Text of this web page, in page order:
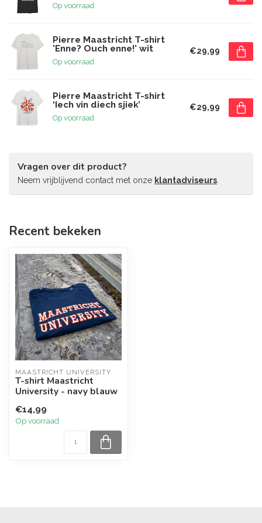
Op voorraad
Pierre Maastricht T-shirt
'Enne? Ouch enne!' wit
Op voorraad
€29,99
Pierre Maastricht T-shirt
‘Iech vin diech sjiek’
Op voorraad
€29,99
Vragen over dit product?
Neem vrijblijvend contact met onze klantadviseurs
Recent bekeken
MAASTRICHT UNIVERSITY
T-shirt Maastricht
University - navy blauw
€14,99
Op voorraad